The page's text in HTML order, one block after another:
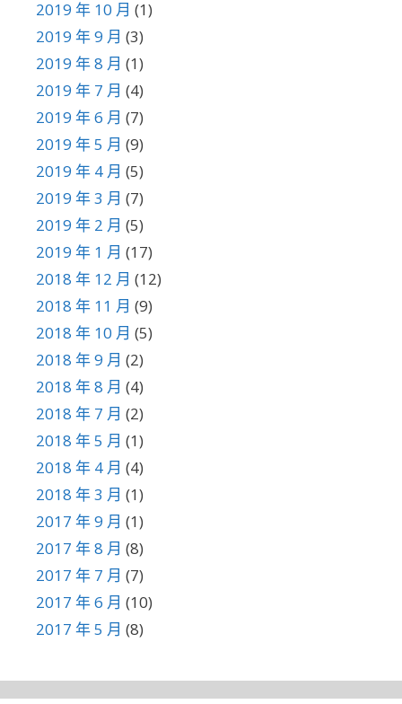
2019 年 10 月 (1)
2019 年 9 月 (3)
2019 年 8 月 (1)
2019 年 7 月 (4)
2019 年 6 月 (7)
2019 年 5 月 (9)
2019 年 4 月 (5)
2019 年 3 月 (7)
2019 年 2 月 (5)
2019 年 1 月 (17)
2018 年 12 月 (12)
2018 年 11 月 (9)
2018 年 10 月 (5)
2018 年 9 月 (2)
2018 年 8 月 (4)
2018 年 7 月 (2)
2018 年 5 月 (1)
2018 年 4 月 (4)
2018 年 3 月 (1)
2017 年 9 月 (1)
2017 年 8 月 (8)
2017 年 7 月 (7)
2017 年 6 月 (10)
2017 年 5 月 (8)